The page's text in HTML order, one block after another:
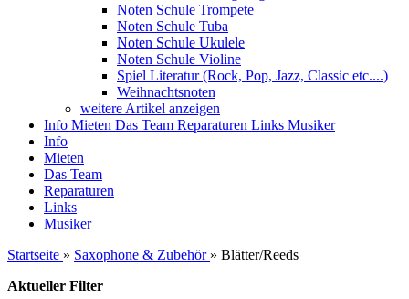
Noten Schule Trompete
Noten Schule Tuba
Noten Schule Ukulele
Noten Schule Violine
Spiel Literatur (Rock, Pop, Jazz, Classic etc....)
Weihnachtsnoten
weitere Artikel anzeigen
Info Mieten Das Team Reparaturen Links Musiker
Info
Mieten
Das Team
Reparaturen
Links
Musiker
Startseite » Saxophone & Zubehör » Blätter/Reeds
Aktueller Filter